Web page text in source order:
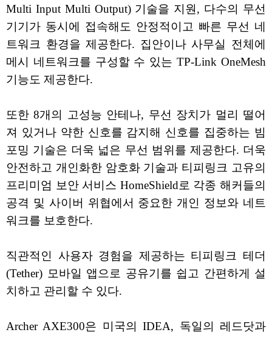
Multi Input Multi Output) 기술을 지원, 다수의 무선
기기가 동시에 접속해도 안정적이고 빠른 무선 네
트워크 환경을 제공한다. 집안이나 사무실 전체에
메시 네트워크를 구성할 수 있는 TP-Link OneMesh
기능도 제공한다.
또한 8개의 고성능 안테나, 무선 장치가 멀리 떨어
져 있거나 약한 신호를 감지해 신호를 집중하는 빔
포밍 기술은 더욱 넓은 무선 범위를 제공한다. 더욱
안전하고 개인화한 암호화 기술과 티피링크 고유의
프리미엄 보안 서비스 HomeShield로 각종 해커들의
공격 및 사이버 위협에서 중요한 개인 정보와 네트
워크를 보호한다.
직관적인 사용자 경험을 제공하는 티피링크 테더
(Tether) 모바일 앱으로 공유기를 쉽고 간편하게 설
치하고 관리할 수 있다.
Archer AXE300은 미국의 IDEA, 독일의 레드닷과